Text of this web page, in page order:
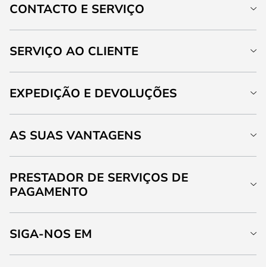
CONTACTO E SERVIÇO
SERVIÇO AO CLIENTE
EXPEDIÇÃO E DEVOLUÇÕES
AS SUAS VANTAGENS
PRESTADOR DE SERVIÇOS DE
PAGAMENTO
SIGA-NOS EM